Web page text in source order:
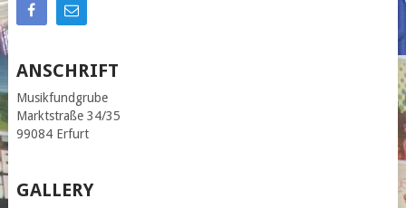
ANSCHRIFT
Musikfundgrube
Marktstraße 34/35
99084 Erfurt
GALLERY